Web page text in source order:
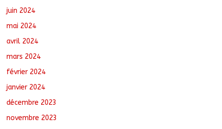
juin 2024
mai 2024
avril 2024
mars 2024
février 2024
janvier 2024
décembre 2023
novembre 2023